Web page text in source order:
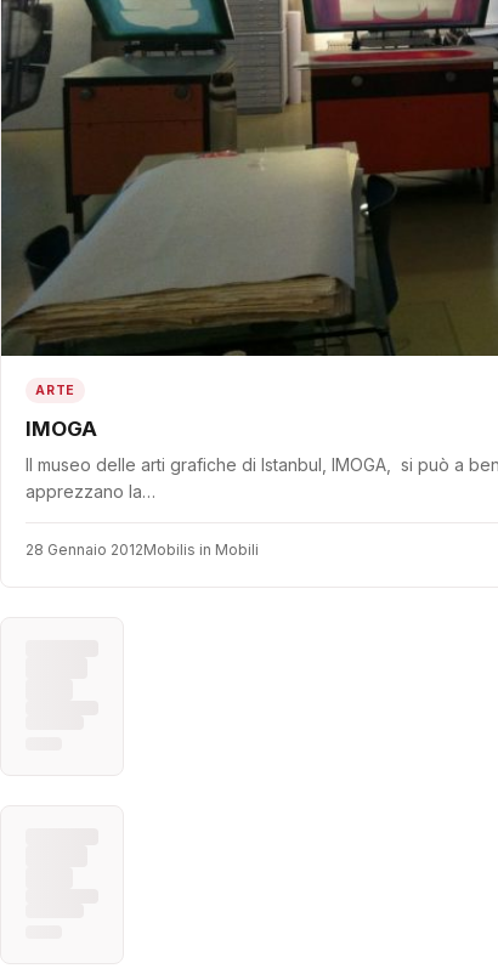
ARTE
IMOGA
Il museo delle arti grafiche di Istanbul, IMOGA, si può a
apprezzano la…
28 Gennaio 2012Mobilis in Mobili